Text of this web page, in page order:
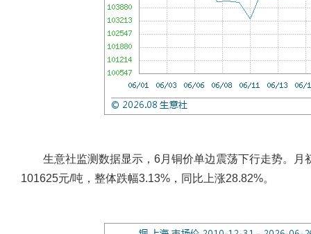
生意社监测数据显示，6月铜价单边震荡下行走势。月
101625元/吨，整体跌幅3.13%，同比上涨28.82%。